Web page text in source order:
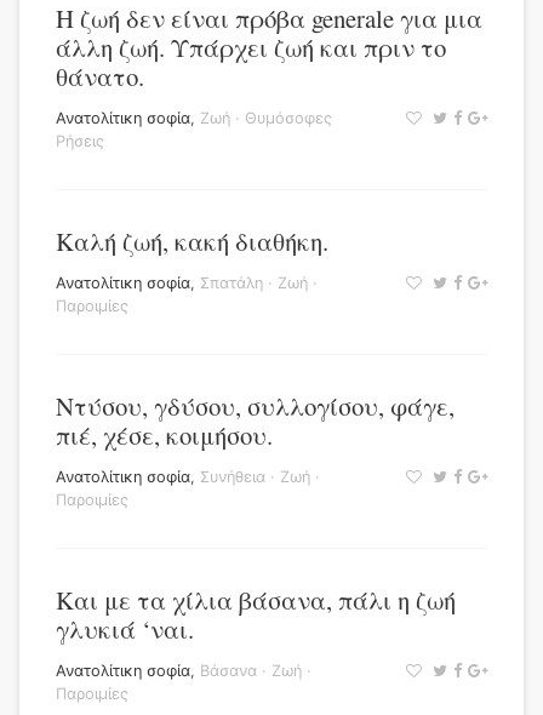
Η ζωή δεν είναι πρόβα generale για μια
άλλη ζωή. Υπάρχει ζωή και πριν το
θάνατο.
Ανατολίτικη σοφία, Ζωή · Θυμόσοφες
Ρήσεις
Καλή ζωή, κακή διαθήκη.
Ανατολίτικη σοφία, Σπατάλη · Ζωή ·
Παροιμίες
Ντύσου, γδύσου, συλλογίσου, φάγε,
πιέ, χέσε, κοιμήσου.
Ανατολίτικη σοφία, Συνήθεια · Ζωή ·
Παροιμίες
Και με τα χίλια βάσανα, πάλι η ζωή
γλυκιά ‘ναι.
Ανατολίτικη σοφία, Βάσανα · Ζωή ·
Παροιμίες